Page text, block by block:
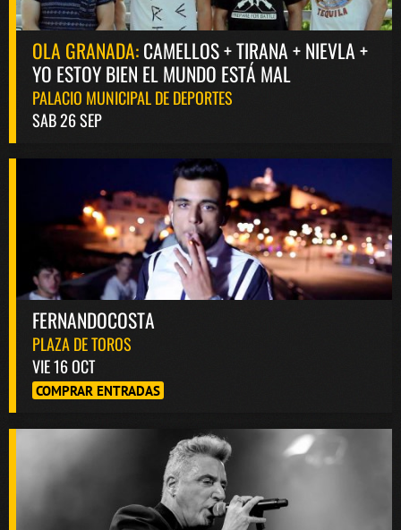
OLA GRANADA:CAMELLOS + TIRANA + NIEVLA +
YO ESTOY BIEN EL MUNDO ESTÁ MAL
PALACIO MUNICIPAL DE DEPORTES
SAB 26 SEP
FERNANDOCOSTA
PLAZA DE TOROS
VIE 16 OCT
COMPRAR ENTRADAS